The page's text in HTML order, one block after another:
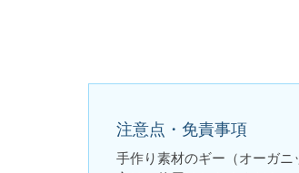
注意点・免責事項
手作り素材のギー（オーガ